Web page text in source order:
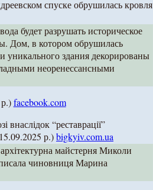
спуске обрушилась кровля
будет разрушать историческое
Дом, в котором обрушилась
уникального здания декорированы
неоренессансными
facebook.com
внаслідок “реставрації”
р.)bigkyiv.com.ua
майстерня Миколи
чиновниця Марина